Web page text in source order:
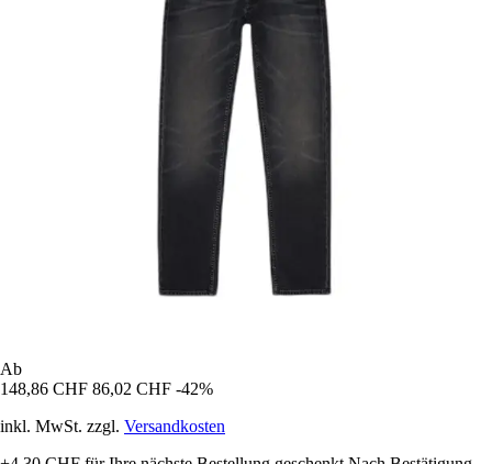
Ab
148,86 CHF 86,02 CHF -42%
inkl. MwSt. zzgl. Versandkosten